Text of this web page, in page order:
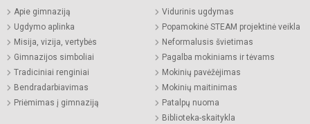
Apie gimnaziją
Ugdymo aplinka
Misija, vizija, vertybės
Gimnazijos simboliai
Tradiciniai renginiai
Bendradarbiavimas
Priėmimas į gimnaziją
Vidurinis ugdymas
Popamokinė STEAM projektinė veikla
Neformalusis švietimas
Pagalba mokiniams ir tėvams
Mokinių pavėžėjimas
Mokinių maitinimas
Patalpų nuoma
Biblioteka-skaitykla